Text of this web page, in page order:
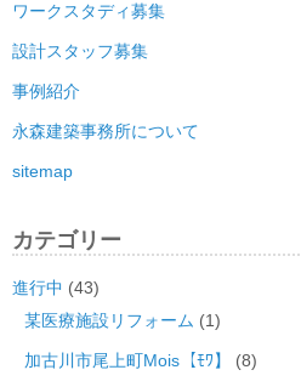
ワークスタディ募集
設計スタッフ募集
事例紹介
永森建築事務所について
sitemap
カテゴリー
進行中 (43)
某医療施設リフォーム (1)
加古川市尾上町Mois【ﾓﾜ】 (8)